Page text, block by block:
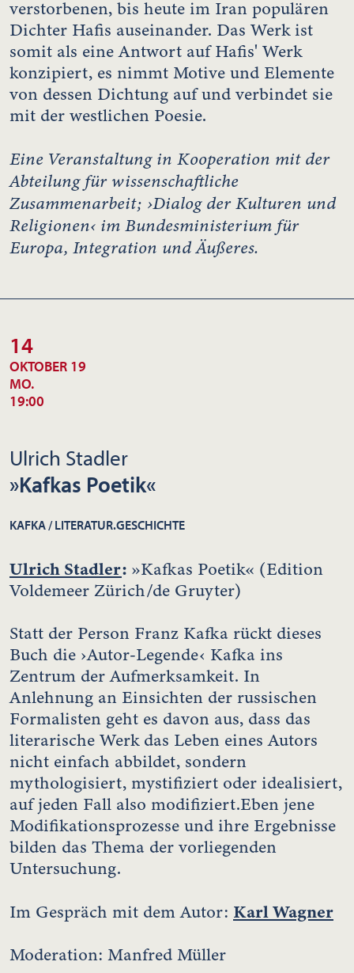
verstorbenen, bis heute im Iran populären
Dichter Hafis auseinander. Das Werk ist
somit als eine Antwort auf Hafis' Werk
konzipiert, es nimmt Motive und Elemente
von dessen Dichtung auf und verbindet sie
mit der westlichen Poesie.
Eine Veranstaltung in Kooperation mit der
Abteilung für wissenschaftliche
Zusammenarbeit; ›Dialog der Kulturen und
Religionen‹ im Bundesministerium für
Europa, Integration und Äußeres.
14
OKTOBER 19
MO.
19:00
Ulrich Stadler
»Kafkas Poetik«
KAFKA / LITERATUR.GESCHICHTE
Ulrich Stadler: »Kafkas Poetik« (Edition
Voldemeer Zürich/de Gruyter)
Statt der Person Franz Kafka rückt dieses
Buch die ›Autor-Legende‹ Kafka ins
Zentrum der Aufmerksamkeit. In
Anlehnung an Einsichten der russischen
Formalisten geht es davon aus, dass das
literarische Werk das Leben eines Autors
nicht einfach abbildet, sondern
mythologisiert, mystifiziert oder idealisiert,
auf jeden Fall also modifiziert.Eben jene
Modifikationsprozesse und ihre Ergebnisse
bilden das Thema der vorliegenden
Untersuchung.
Im Gespräch mit dem Autor: Karl Wagner
Moderation: Manfred Müller